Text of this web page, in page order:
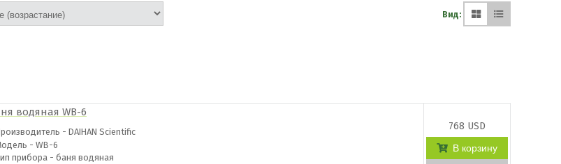
Вид:
водяная WB-6
- DAIHAN Scientific
- WB-6
прибора - баня водяная
768 USD
В корзину